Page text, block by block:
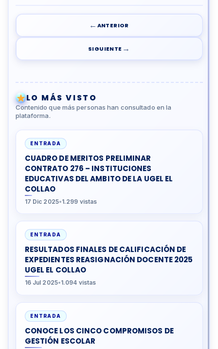
← ANTERIOR
SIGUIENTE →
LO MÁS VISTO
Contenido que más personas han consultado en la
plataforma.
ENTRADA
CUADRO DE MERITOS PRELIMINAR
CONTRATO 276 – INSTITUCIONES
EDUCATIVAS DEL AMBITO DE LA UGEL EL
COLLAO
17 Dic 2025•1.299 vistas
ENTRADA
RESULTADOS FINALES DE CALIFICACIÓN DE
EXPEDIENTES REASIGNACIÓN DOCENTE 2025
UGEL EL COLLAO
16 Jul 2025•1.094 vistas
ENTRADA
CONOCE LOS CINCO COMPROMISOS DE
GESTIÓN ESCOLAR